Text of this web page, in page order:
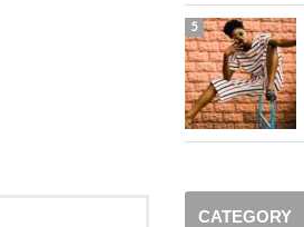
CATEGORY